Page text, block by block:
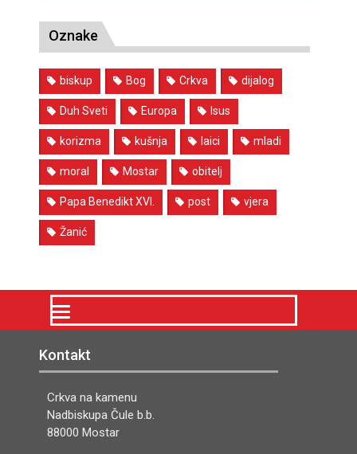
Oznake
biskup Bog Crkva dijalog
Duh Sveti Europa Isus
korizma kušnja laici mladi
moral Mostar obitelj
Papa Benedikt XVI. post vjera
Žanić
Kontakt
Crkva na kamenu
Nadbiskupa Čule b.b.
88000 Mostar